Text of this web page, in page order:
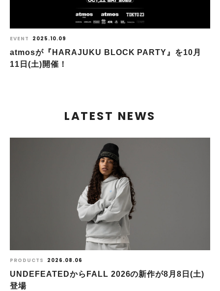
EVENT 2025.10.09
atmosが『HARAJUKU BLOCK PARTY』を10月
11日(土)開催！
LATEST NEWS
PRODUCTS 2026.08.06
UNDEFEATEDからFALL 2026の新作が8⽉8⽇(⼟)
登場